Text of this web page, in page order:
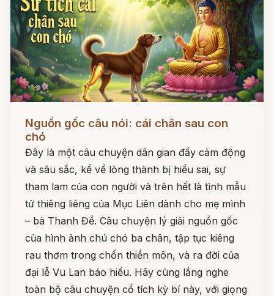
Đọc ngay
Nguồn gốc câu nói: cái chân sau con
chó
Đây là một câu chuyện dân gian đầy cảm động
và sâu sắc, kể về lòng thành bị hiểu sai, sự
tham lam của con người và trên hết là tình mẫu
tử thiêng liêng của Mục Liên dành cho mẹ mình
– bà Thanh Đề. Câu chuyện lý giải nguồn gốc
của hình ảnh chú chó ba chân, tập tục kiêng
rau thơm trong chốn thiền môn, và ra đời của
đại lễ Vu Lan báo hiếu. Hãy cùng lắng nghe
toàn bộ câu chuyện cổ tích kỳ bí này, với giọng